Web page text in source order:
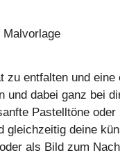
entfalten und
dabei ganz bei
Pastelltöne
gleichzeitig deine
als Bild zum